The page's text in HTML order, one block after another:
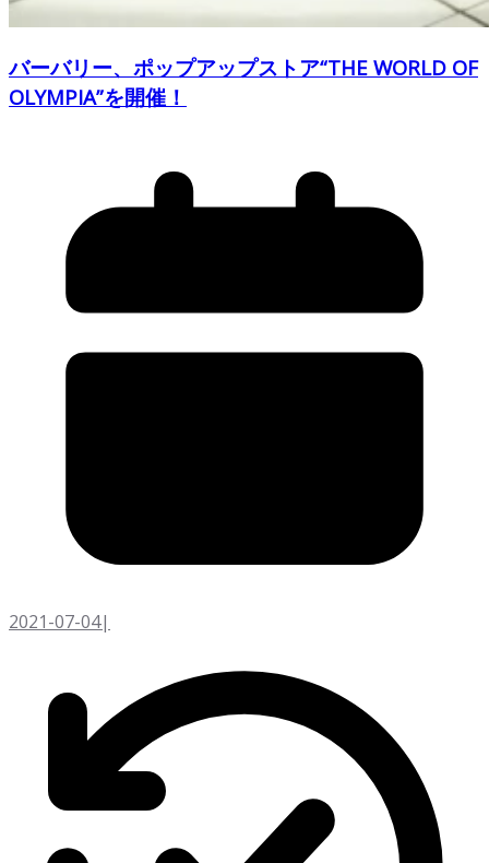
バーバリー、ポップアップストア“THE WORLD OF
OLYMPIA”を開催！
2021-07-04|